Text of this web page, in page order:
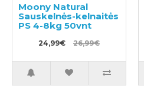
Moony Natural
Sauskelnės-kelnaitės
PS 4-8kg 50vnt
24,99€ 26,99€